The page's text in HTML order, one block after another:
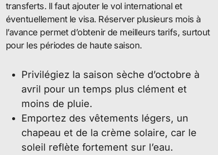
transferts. Il faut ajouter le vol international et
éventuellement le visa. Réserver plusieurs mois à
l’avance permet d’obtenir de meilleurs tarifs, surtout
pour les périodes de haute saison.
Privilégiez la saison sèche d’octobre à
avril pour un temps plus clément et
moins de pluie.
Emportez des vêtements légers, un
chapeau et de la crème solaire, car le
soleil reflète fortement sur l’eau.